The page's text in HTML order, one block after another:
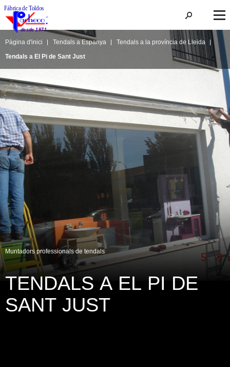
Pàgina d'inici Tendals a Espanya
Tendals a la província de Lleida
Tendals a El Pi de Sant Just
Muntadors professionals de tendals
TENDALS A EL PI DE
SANT JUST